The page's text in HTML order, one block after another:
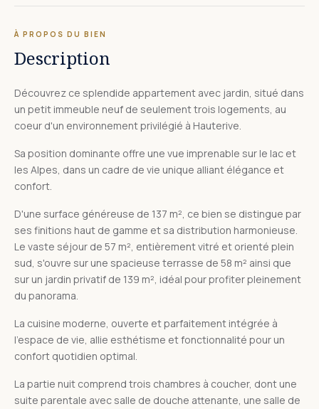
À PROPOS DU BIEN
Description
Découvrez ce splendide appartement avec jardin, situé dans
un petit immeuble neuf de seulement trois logements, au
coeur d'un environnement privilégié à Hauterive.
Sa position dominante offre une vue imprenable sur le lac et
les Alpes, dans un cadre de vie unique alliant élégance et
confort.
D'une surface généreuse de 137 m², ce bien se distingue par
ses finitions haut de gamme et sa distribution harmonieuse.
Le vaste séjour de 57 m², entièrement vitré et orienté plein
sud, s'ouvre sur une spacieuse terrasse de 58 m² ainsi que
sur un jardin privatif de 139 m², idéal pour profiter pleinement
du panorama.
La cuisine moderne, ouverte et parfaitement intégrée à
l'espace de vie, allie esthétisme et fonctionnalité pour un
confort quotidien optimal.
La partie nuit comprend trois chambres à coucher, dont une
suite parentale avec salle de douche attenante, une salle de